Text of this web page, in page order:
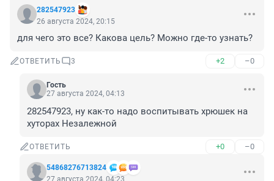
282547923
26 августа 2024, 20:15
для чего это все? Какова цель? Можно где-то узнать?
ОТВЕТИТЬ 3 +2 –0
Гость
27 августа 2024, 04:13
282547923, ну как-то надо воспитывать хрюшек на
хуторах Незалежной
ОТВЕТИТЬ +0 –0
54868276713824
27 августа 2024, 04:23